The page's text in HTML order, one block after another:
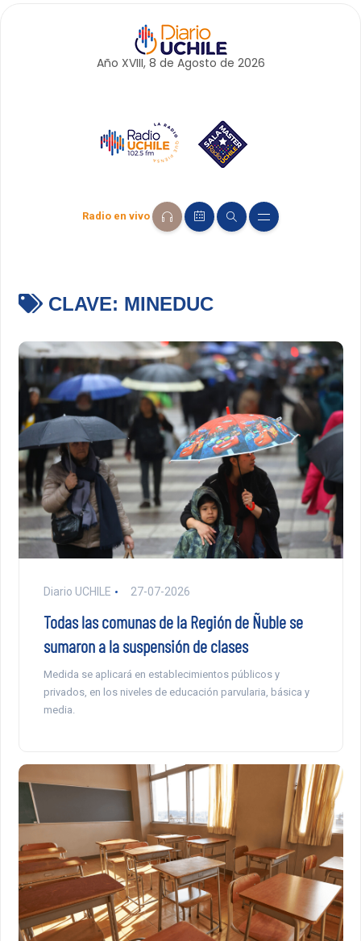
Año XVIII, 8 de Agosto de 2026
Radio en vivo
CLAVE: MINEDUC
Diario UCHILE 27-07-2026
Todas las comunas de la Región de Ñuble se
sumaron a la suspensión de clases
Medida se aplicará en establecimientos públicos y
privados, en los niveles de educación parvularia, básica y
media.